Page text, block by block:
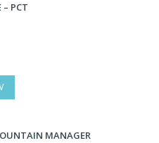
– PCT
MANAGER